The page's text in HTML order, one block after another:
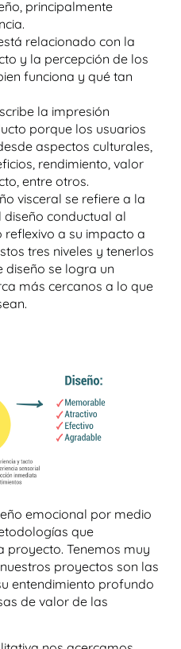
principalmente
relacionado con la
y la percepción de los
funciona y qué tan
la impresión
porque los usuarios
aspectos culturales,
rendimiento, valor
entre otros.
visceral se refiere a la
conductual al
a su impacto a
tres niveles y tenerlos
diseño se logra un
más cercanos a lo que
emocional por medio
que
Tenemos muy
proyectos son las
entendimiento profundo
de valor de las